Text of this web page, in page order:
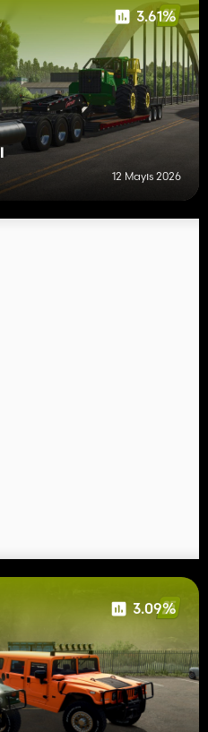
3.61%
12 Mayıs 2026
3.09%